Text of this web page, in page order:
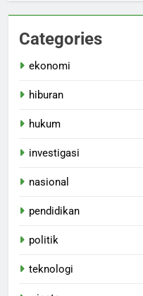
Categories
ekonomi
hiburan
hukum
investigasi
nasional
pendidikan
politik
teknologi